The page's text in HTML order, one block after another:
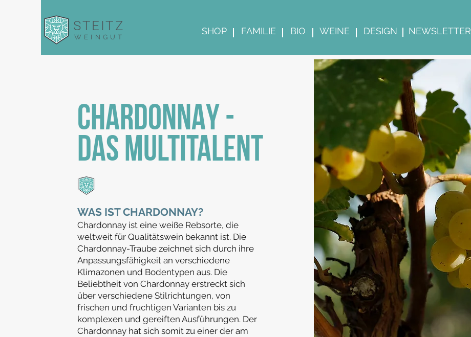
STEITZ
WEINGUT
SHOP FAMILIE BIO WEINE DESIGN NEWSLETTER
CHARDONNAY -
DAS MULTITALENT
WAS IST CHARDONNAY?
Chardonnay ist eine weiße Rebsorte, die
weltweit für Qualitätswein bekannt ist. Die
Chardonnay-Traube zeichnet sich durch ihre
Anpassungsfähigkeit an verschiedene
Klimazonen und Bodentypen aus. Die
Beliebtheit von Chardonnay erstreckt sich
über verschiedene Stilrichtungen, von
frischen und fruchtigen Varianten bis zu
komplexen und gereiften Ausführungen. Der
Chardonnay hat sich somit zu einer der am